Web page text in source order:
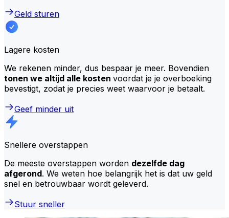
Geld sturen
Lagere kosten
We rekenen minder, dus bespaar je meer. Bovendien
tonen we altijd alle kosten voordat je je overboeking
bevestigt, zodat je precies weet waarvoor je betaalt.
Geef minder uit
Snellere overstappen
De meeste overstappen worden dezelfde dag
afgerond. We weten hoe belangrijk het is dat uw geld
snel en betrouwbaar wordt geleverd.
Stuur sneller